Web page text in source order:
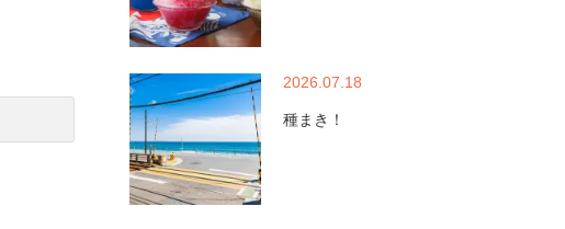
2026.07.18
種まき！